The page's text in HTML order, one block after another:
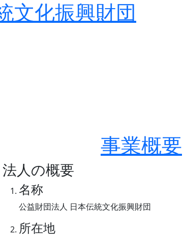
文化振興財団
事業概要
法人の概要
名称
公益財団法人 日本伝統文化振興財団
所在地